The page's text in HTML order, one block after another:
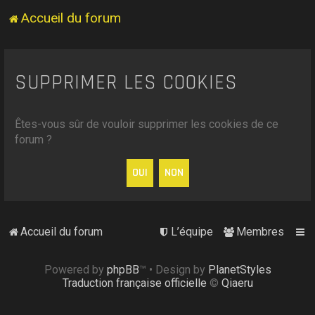
Accueil du forum
SUPPRIMER LES COOKIES
Êtes-vous sûr de vouloir supprimer les cookies de ce
forum ?
Accueil du forum Membres
L’équipe
Powered by phpBB™ • Design by PlanetStyles
Traduction française officielle © Qiaeru